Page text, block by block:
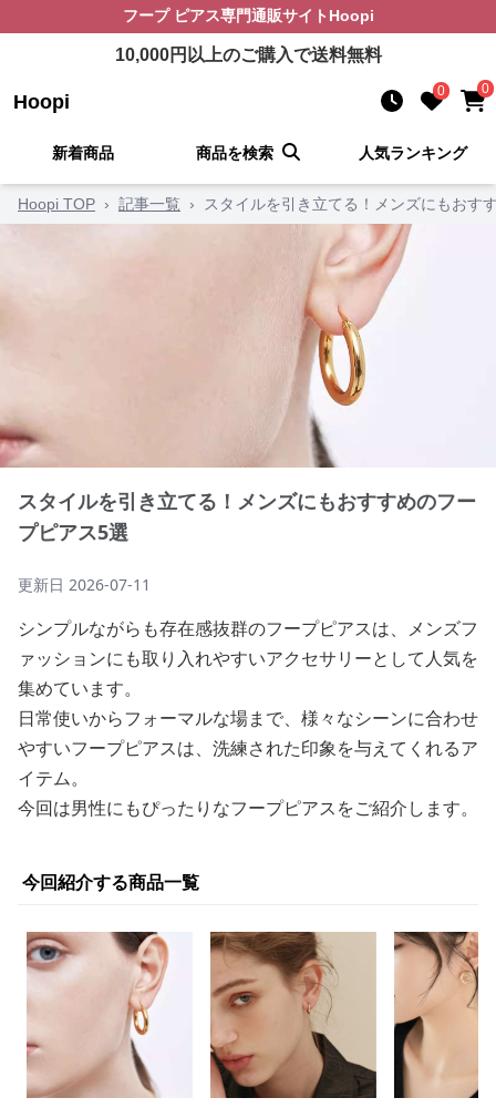
フープ ピアス専門通販サイト Hoopi
10,000円以上のご購入で送料無料
Hoopi 0 0
新着商品 商品を検索 人気ランキング
Hoopi TOP › 記事一覧 › スタイルを引き立てる！メンズにもおす
スタイルを引き立てる！メンズにもおすすめのフー
プピアス5選
更新日 2026-07-11
シンプルながらも存在感抜群のフープピアスは、メンズフ
ァッションにも取り入れやすいアクセサリーとして人気を
集めています。
日常使いからフォーマルな場まで、様々なシーンに合わせ
やすいフープピアスは、洗練された印象を与えてくれるア
イテム。
今回は男性にもぴったりなフープピアスをご紹介します。
今回紹介する商品一覧